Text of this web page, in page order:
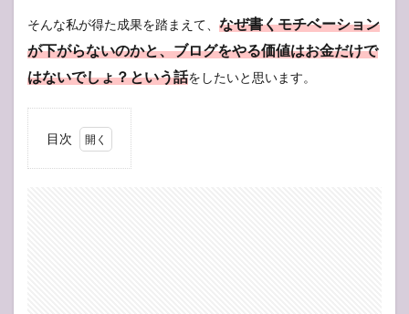
そんな私が得た成果を踏まえて、 なぜ書くモチベーション
が下がらないのかと、ブログをやる価値はお金だけで
はないでしょ？という話をしたいと思います。
目次